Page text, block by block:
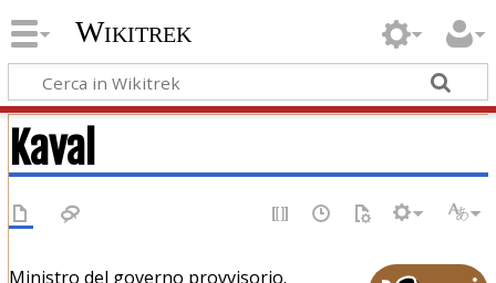
Wikitrek
Kaval
Ministro del governo provvisorio.